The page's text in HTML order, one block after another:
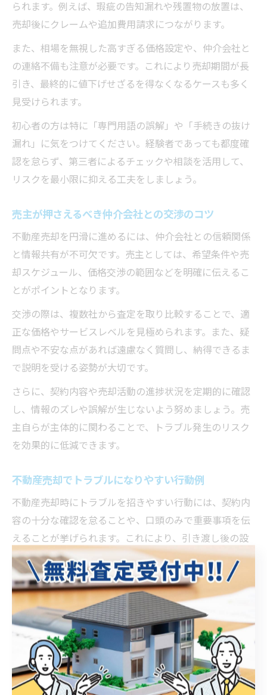
られます。例えば、瑕疵の告知漏れや残置物の放置は、
売却後にクレームや追加費用請求につながります。
また、相場を無視した高すぎる価格設定や、仲介会社と
の連絡不備も注意が必要です。これにより売却期間が長
引き、最終的に値下げせざるを得なくなるケースも多く
見受けられます。
初心者の方は特に「専門用語の誤解」や「手続きの抜け
漏れ」に気をつけてください。経験者であっても都度確
認を怠らず、第三者によるチェックや相談を活用して、
リスクを最小限に抑える工夫をしましょう。
売主が押さえるべき仲介会社との交渉のコツ
不動産売却を円滑に進めるには、仲介会社との信頼関係
と情報共有が不可欠です。売主としては、希望条件や売
却スケジュール、価格交渉の範囲などを明確に伝えるこ
とがポイントとなります。
交渉の際は、複数社から査定を取り比較することで、適
正な価格やサービスレベルを見極められます。また、疑
問点や不安な点があれば遠慮なく質問し、納得できるま
で説明を受ける姿勢が大切です。
さらに、契約内容や売却活動の進捗状況を定期的に確認
し、情報のズレや誤解が生じないよう努めましょう。売
主自らが主体的に関わることで、トラブル発生のリスク
を効果的に低減できます。
不動産売却でトラブルになりやすい行動例
不動産売却時にトラブルを招きやすい行動には、契約内
容の十分な確認を怠ることや、口頭のみで重要事項を伝
えることが挙げられます。これにより、引き渡し後の設
備不良や残置物処理を巡る争いが発生しやすくなりま
す。
また、売却理由や物件の状態について事実と異なる説明
を行った場合、後に契約不適合責任を問われる恐れがあ
ります。特に、共有名義や成年後見人が関与する場合
は、当事者全員の合意取得や法的手続きの漏れに注意が
必要です。